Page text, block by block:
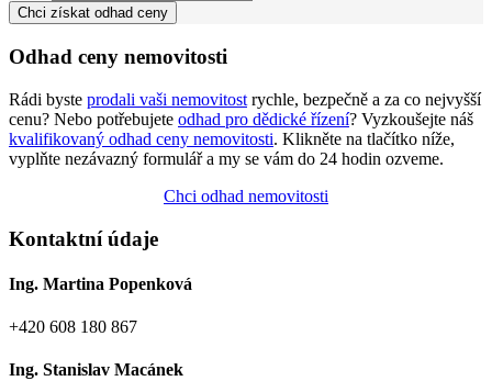
Chci získat odhad ceny
Odhad ceny nemovitosti
Rádi byste prodali vaši nemovitost rychle, bezpečně a za co nejvyšší
cenu? Nebo potřebujete odhad pro dědické řízení? Vyzkoušejte náš
kvalifikovaný odhad ceny nemovitosti. Klikněte na tlačítko níže,
vyplňte nezávazný formulář a my se vám do 24 hodin ozveme.
Chci odhad nemovitosti
Kontaktní údaje
Ing. Martina Popenková
+420 608 180 867
Ing. Stanislav Macánek